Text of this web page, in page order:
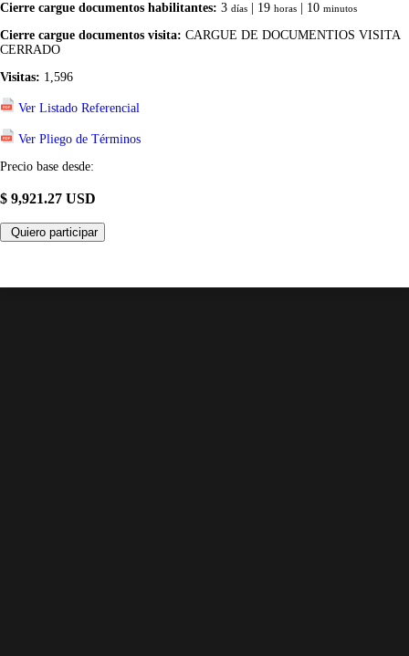
Cierre cargue documentos habilitantes: 3 días | 19 horas | 10 minutos
Cierre cargue documentos visita: CARGUE DE DOCUMENTIOS VISITA
CERRADO
Visitas: 1,596
Ver Listado Referencial
Ver Pliego de Términos
Precio base desde:
$ 9,921.27 USD
Quiero participar